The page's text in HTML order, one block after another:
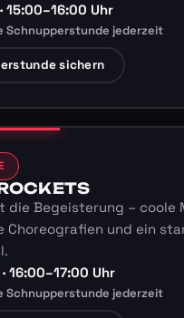
15:00–16:00 Uhr
Schnupperstunde jederzeit
sichern
die Begeisterung – coole
Choreografien und ein
16:00–17:00 Uhr
Schnupperstunde jederzeit